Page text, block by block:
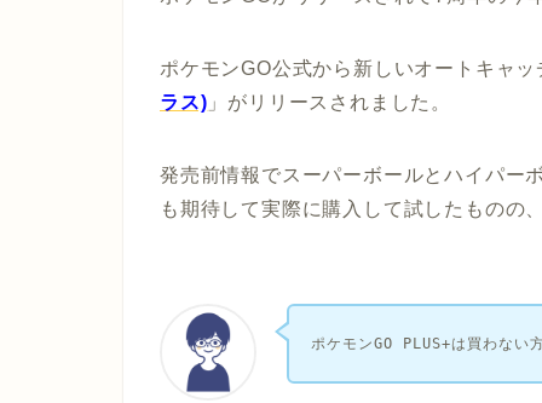
ポケモンGO公式から新しいオートキャ
ラス) 」がリリースされました。
発売前情報でスーパーボールとハイパー
も期待して実際に購入して試したものの
ポケモンGO PLUS+は買わない